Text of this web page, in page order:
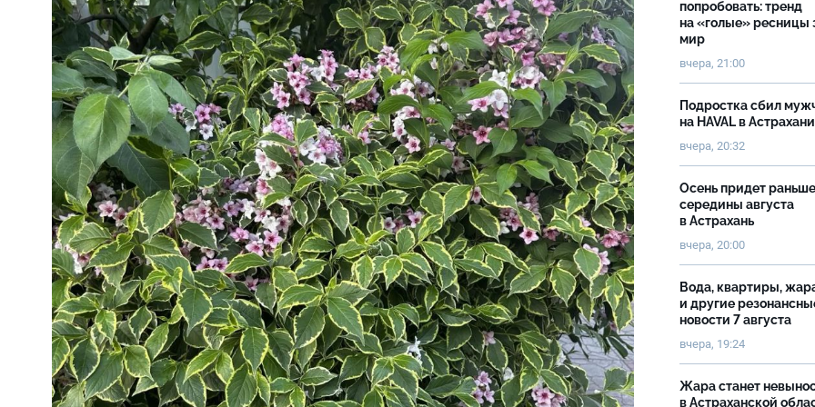
попробовать: тренд
на «голые» ресницы
мир
вчера, 21:00
Подростка сбил
на HAVAL в Астрахани
вчера, 20:32
Осень придет раньше
середины августа
в Астрахань
вчера, 20:00
Вода, квартиры,
и другие
новости 7 августа
вчера, 19:24
Жара станет
в Астраханской